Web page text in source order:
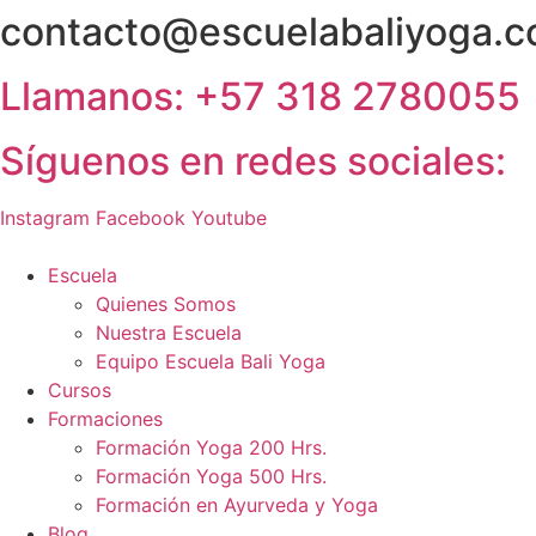
Ir
al
contenido
Llamanos: +57 318 2780055
Síguenos en redes sociales:
Instagram Facebook Youtube
Escuela
Quienes Somos
Nuestra Escuela
Equipo Escuela Bali Yoga
Cursos
Formaciones
Formación Yoga 200 Hrs.
Formación Yoga 500 Hrs.
Formación en Ayurveda y Yoga